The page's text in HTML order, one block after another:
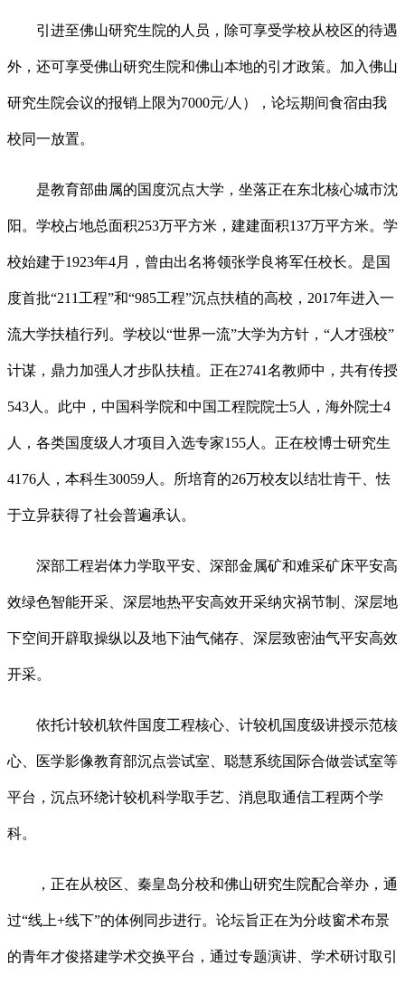
引进至佛山研究生院的人员，除可享受学校从校区的待遇
外，还可享受佛山研究生院和佛山本地的引才政策。加入佛山
研究生院会议的报销上限为7000元/人），论坛期间食宿由我
校同一放置。
是教育部曲属的国度沉点大学，坐落正在东北核心城市沈
阳。学校占地总面积253万平方米，建建面积137万平方米。学
校始建于1923年4月，曾由出名将领张学良将军任校长。是国
度首批“211工程”和“985工程”沉点扶植的高校，2017年进入一
流大学扶植行列。学校以“世界一流”大学为方针，“人才强校”
计谋，鼎力加强人才步队扶植。正在2741名教师中，共有传授
543人。此中，中国科学院和中国工程院院士5人，海外院士4
人，各类国度级人才项目入选专家155人。正在校博士研究生
4176人，本科生30059人。所培育的26万校友以结壮肯干、怯
于立异获得了社会普遍承认。
深部工程岩体力学取平安、深部金属矿和难采矿床平安高
效绿色智能开采、深层地热平安高效开采纳灾祸节制、深层地
下空间开辟取操纵以及地下油气储存、深层致密油气平安高效
开采。
依托计较机软件国度工程核心、计较机国度级讲授示范核
心、医学影像教育部沉点尝试室、聪慧系统国际合做尝试室等
平台，沉点环绕计较机科学取手艺、消息取通信工程两个学
科。
，正在从校区、秦皇岛分校和佛山研究生院配合举办，通
过“线上+线下”的体例同步进行。论坛旨正在为分歧窗术布景
的青年才俊搭建学术交换平台，通过专题演讲、学术研讨取引